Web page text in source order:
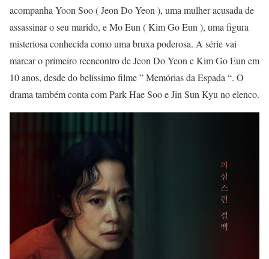
acompanha Yoon Soo ( Jeon Do Yeon ), uma mulher acusada de
assassinar o seu marido, e Mo Eun ( Kim Go Eun ), uma figura
misteriosa conhecida como uma bruxa poderosa. A série vai
marcar o primeiro reencontro de Jeon Do Yeon e Kim Go Eun em
10 anos, desde do belíssimo filme ” Memórias da Espada “. O
drama também conta com Park Hae Soo e Jin Sun Kyu no elenco.